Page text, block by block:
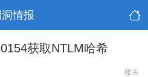
情报
获取NTLM哈希
楼主